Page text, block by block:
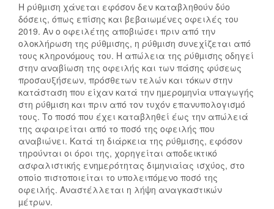
Η ρύθµιση χάνεται εφόσον δεν καταβληθούν δύο
δόσεις, όπως επίσης και βεβαιωµένες οφειλές του
2019. Αν ο οφειλέτης αποβιώσει πριν από την
ολοκλήρωση της ρύθµισης, η ρύθµιση συνεχίζεται από
τους κληρονόµους του. Η απώλεια της ρύθµισης οδηγεί
στην αναβίωση της οφειλής και των πάσης φύσεως
προσαυξήσεων, πρόσθετων τελών και τόκων στην
κατάσταση που είχαν κατά την ηµεροµηνία υπαγωγής
στη ρύθµιση και πριν από τον τυχόν επανυπολογισµό
τους. Το ποσό που έχει καταβληθεί έως την απώλειά
της αφαιρείται από το ποσό της οφειλής που
αναβιώνει. Κατά τη διάρκεια της ρύθµισης, εφόσον
τηρούνται οι όροι της, χορηγείται αποδεικτικό
ασφαλιστικής ενηµερότητας διµηνιαίας ισχύος, στο
οποίο πιστοποιείται το υπολειπόµενο ποσό της
οφειλής. Αναστέλλεται η λήψη αναγκαστικών
µέτρων.